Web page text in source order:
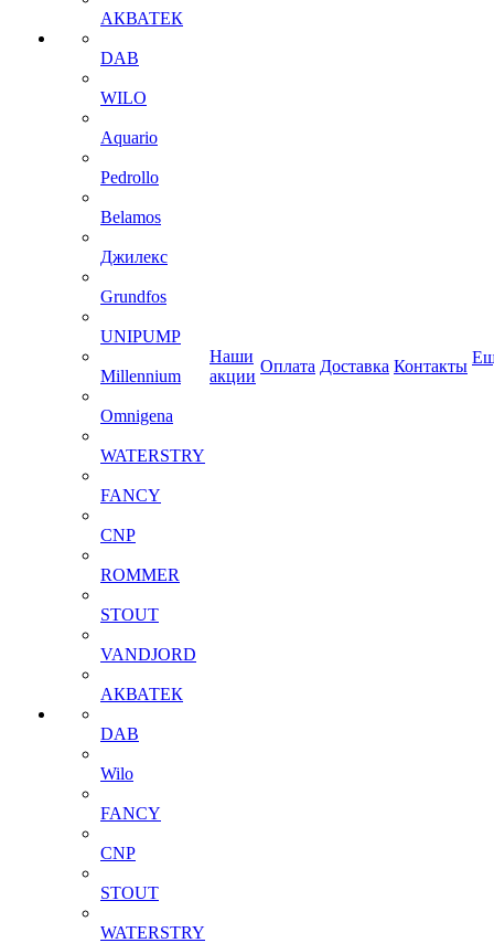
АКВАТЕК
DAB
WILO
Aquario
Pedrollo
Belamos
Джилекс
Grundfos
UNIPUMP
Millennium
Omnigena
WATERSTRY
FANCY
CNP
ROMMER
STOUT
VANDJORD
АКВАТЕК
DAB
Wilo
FANCY
CNP
STOUT
WATERSTRY
Наши
акции
Оплата Доставка Контакты